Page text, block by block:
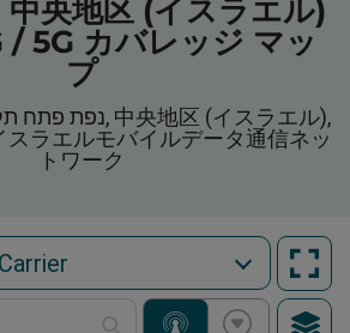
5G カバレッジ マッ
プ
ラエルモバイルデータ通信ネッ
トワーク